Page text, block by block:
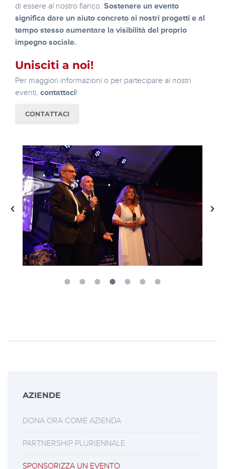
di essere al nostro fianco. Sostenere un evento
significa dare un aiuto concreto ai nostri progetti e al
tempo stesso aumentare la visibilità del proprio
impegno sociale.
Unisciti a noi!
Per maggiori informazioni o per partecipare ai nostri
eventi, contattaci!
CONTATTACI
AZIENDE
DONA ORA COME AZIENDA
PARTNERSHIP PLURIENNALE
SPONSORIZZA UN EVENTO